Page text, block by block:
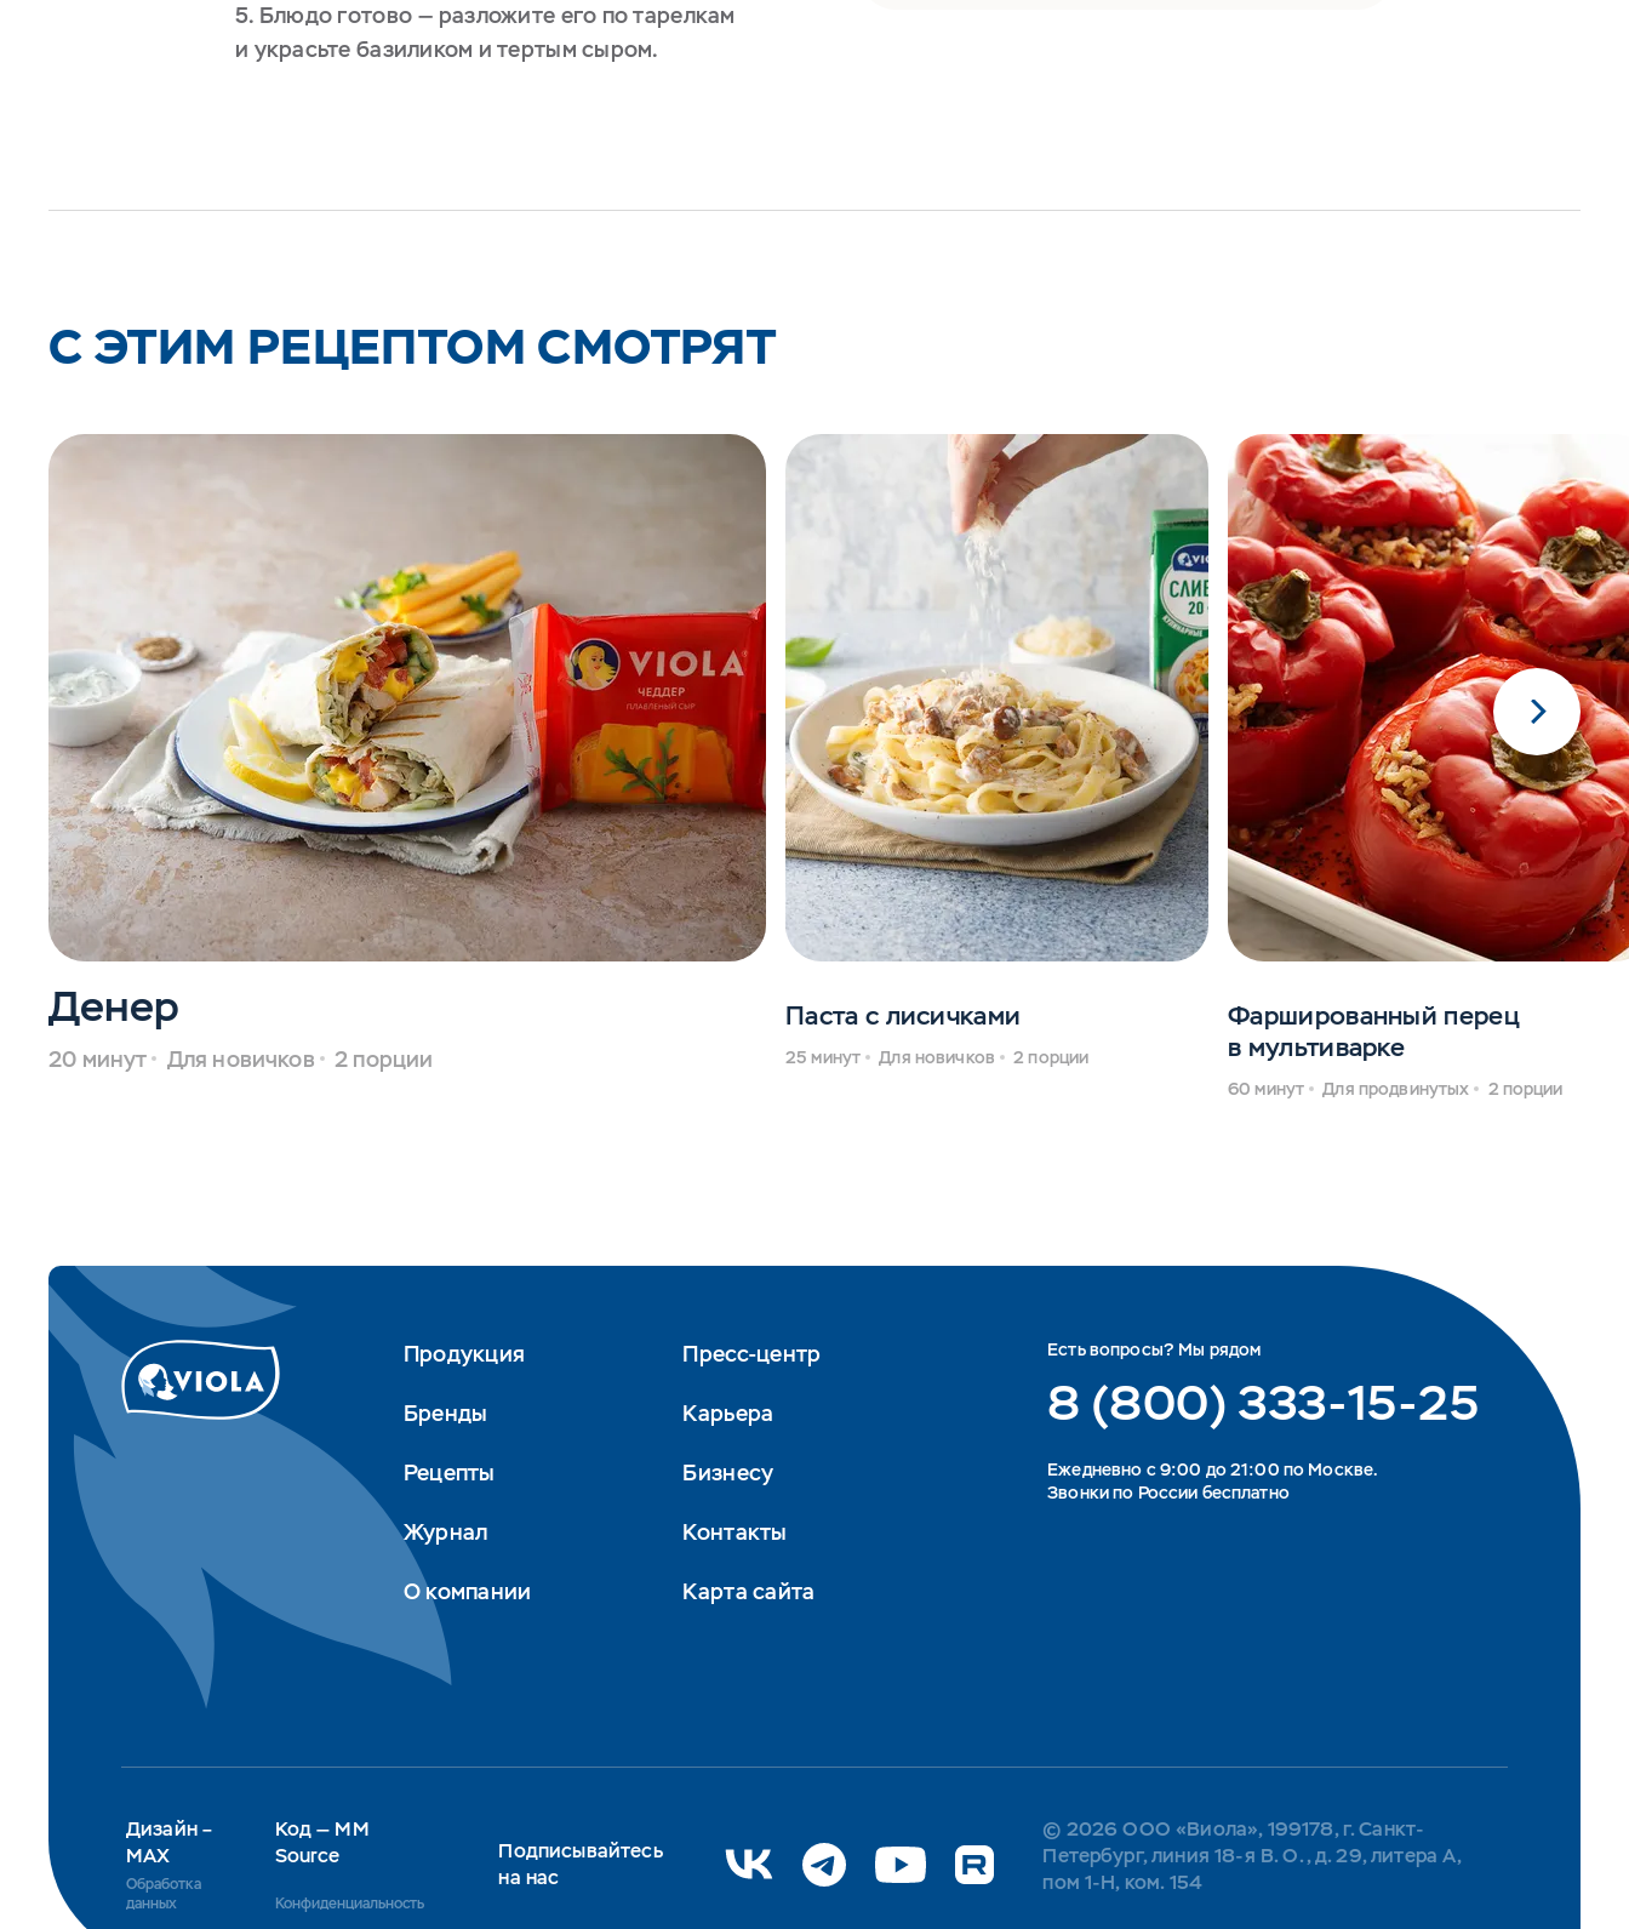
5. Блюдо готово — разложите его по тарелкам
и украсьте базиликом и тертым сыром.
C ЭТИМ РЕЦЕПТОМ СМОТРЯТ
Денер
20 минут Для новичков 2 порции
Паста с лисичками
25 минут Для новичков 2 порции
Фаршированный перец
в мультиварке
60 минут Для продвинутых 2 порции
Продукция
Бренды
Рецепты
Журнал
О компании
Пресс-центр
Карьера
Бизнесу
Контакты
Карта сайта
Есть вопросы? Мы рядом
8 (800) 333-15-25
Eжедневно с 9:00 до 21:00 по Москве.
Звонки по России бесплатно
Дизайн –
MAX
Обработка
данных
Код — MM
Source
Конфиденциальность
Подписывайтесь
на нас
© 2026 ООО «Виола», 199178, г. Санкт-
Петербург, линия 18-я В. О., д. 29, литера А,
пом 1-Н, ком. 154